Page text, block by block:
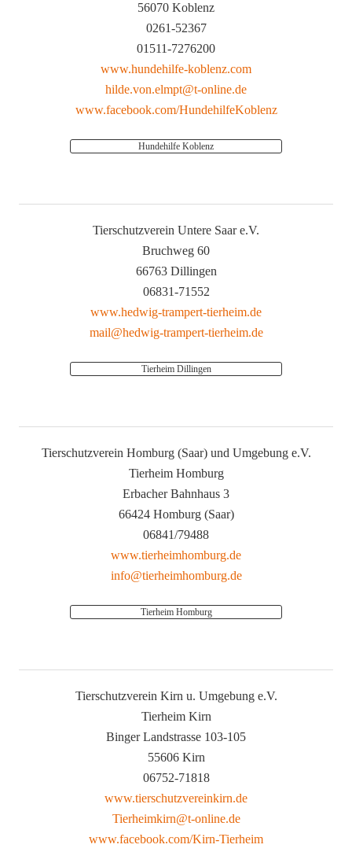
56070 Koblenz
0261-52367
01511-7276200
www.hundehilfe-koblenz.com
hilde.von.elmpt@t-online.de
www.facebook.com/HundehilfeKoblenz
Hundehilfe Koblenz
Tierschutzverein Untere Saar e.V.
Bruchweg 60
66763 Dillingen
06831-71552
www.hedwig-trampert-tierheim.de
mail@hedwig-trampert-tierheim.de
Tierheim Dillingen
Tierschutzverein Homburg (Saar) und Umgebung e.V.
Tierheim Homburg
Erbacher Bahnhaus 3
66424 Homburg (Saar)
06841/79488
www.tierheimhomburg.de
info@tierheimhomburg.de
Tierheim Homburg
Tierschutzverein Kirn u. Umgebung e.V.
Tierheim Kirn
Binger Landstrasse 103-105
55606 Kirn
06752-71818
www.tierschutzvereinkirn.de
Tierheimkirn@t-online.de
www.facebook.com/Kirn-Tierheim